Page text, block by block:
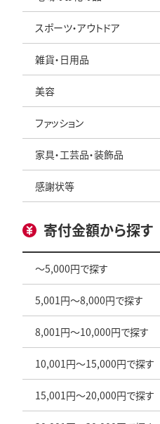
スポーツ・アウトドア
雑貨・日用品
美容
ファッション
家具・工芸品・装飾品
感謝状等
寄付金額から探す
～5,000円で探す
5,001円～8,000円で探す
8,001円～10,000円で探す
10,001円～15,000円で探す
15,001円～20,000円で探す